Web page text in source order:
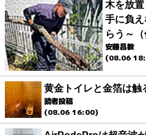
木を放
手に負
らう～（
安藤昌教
(08.06
黄金トイレと金箔は触
読者投稿
(08.06 16:00)